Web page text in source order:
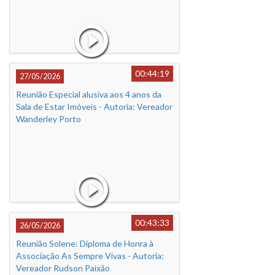
27/05/2026
00:44:19
Reunião Especial alusiva aos 4 anos da
Sala de Estar Imóveis - Autoria: Vereador
Wanderley Porto
26/05/2026
00:43:33
Reunião Solene: Diploma de Honra à
Associação As Sempre Vivas - Autoria:
Vereador Rudson Paixão